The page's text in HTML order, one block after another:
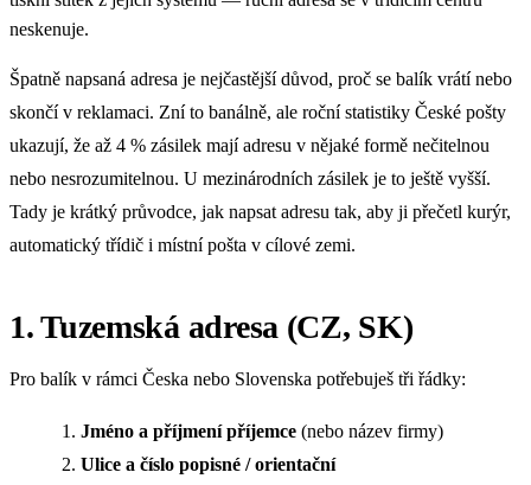
neskenuje.
Špatně napsaná adresa je nejčastější důvod, proč se balík vrátí nebo
skončí v reklamaci. Zní to banálně, ale roční statistiky České pošty
ukazují, že až 4 % zásilek mají adresu v nějaké formě nečitelnou
nebo nesrozumitelnou. U mezinárodních zásilek je to ještě vyšší.
Tady je krátký průvodce, jak napsat adresu tak, aby ji přečetl kurýr,
automatický třídič i místní pošta v cílové zemi.
1. Tuzemská adresa (CZ, SK)
Pro balík v rámci Česka nebo Slovenska potřebuješ tři řádky:
Jméno a příjmení příjemce (nebo název firmy)
Ulice a číslo popisné / orientační